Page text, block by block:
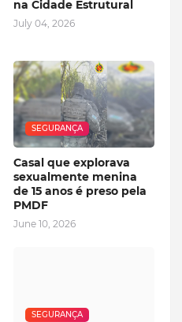
na Cidade Estrutural
July 04, 2026
SEGURANÇA
Casal que explorava
sexualmente menina
de 15 anos é preso pela
PMDF
June 10, 2026
SEGURANÇA